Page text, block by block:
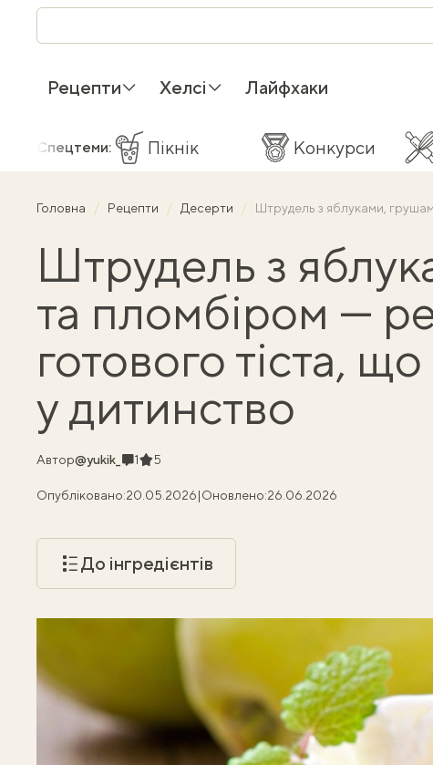
Рецепти Хелсі Лайфхаки
Спецтеми: Пікнік Конкурси
Головна Рецепти Десерти Штрудель з яблуками,
Штрудель з
та пломбіром —
готового тіста,
у дитинство
Автор@yukik_ Коментарі
1Рейтинг
5
Опубліковано:20.05.2026|Оновлено:26.06.2026
До інгредієнтів